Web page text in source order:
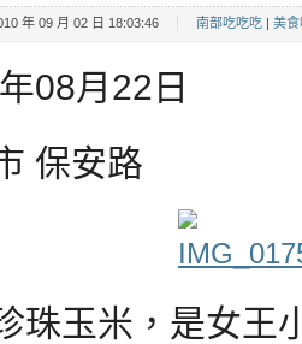
年 09 月 02 日 18:03:46 南部吃吃吃 美食
08月22日
保安路
珠玉米，是女王